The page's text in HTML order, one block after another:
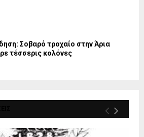
Σοβαρό τροχαίο στην Άρια
τέσσερις κολόνες